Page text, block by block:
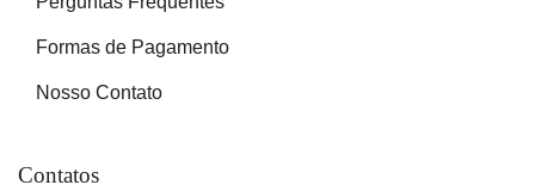
Formas de Pagamento
Nosso Contato
Contatos